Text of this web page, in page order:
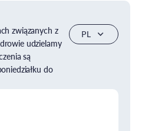
związanych z
udzielamy
są
do